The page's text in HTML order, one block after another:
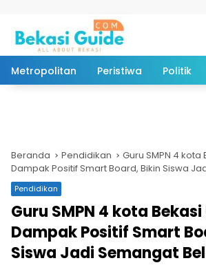
Metropolitan Peristiwa Politik
Beranda Pendidikan
Guru SMPN 4
Dampak Positif Smart Board, Bikin Siswa
Pendidikan
Guru SMPN 4 kota
Dampak Positif Smart
Siswa Jadi Semangat